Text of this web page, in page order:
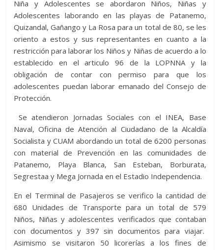
Niña y Adolescentes se abordaron Niños, Niñas y
Adolescentes laborando en las playas de Patanemo,
Quizandal, Gañango y La Rosa para un total de 80, se les
oriento a estos y sus representantes en cuanto a la
restricción para laborar los Niños y Niñas de acuerdo a lo
establecido en el articulo 96 de la LOPNNA y la
obligación de contar con permiso para que los
adolescentes puedan laborar emanado del Consejo de
Protección.
Se atendieron Jornadas Sociales con el INEA, Base
Naval, Oficina de Atención al Ciudadano de la Alcaldía
Socialista y CUAM abordando un total de 6200 personas
con material de Prevención en las comunidades de
Patanemo, Playa Blanca, San Esteban, Borburata,
Segrestaa y Mega Jornada en el Estadio Independencia.
En el Terminal de Pasajeros se verifico la cantidad de
680 Unidades de Transporte para un total de 579
Niños, Niñas y adolescentes verificados que contaban
con documentos y 397 sin documentos para viajar.
Asimismo se visitaron 50 licorerías a los fines de